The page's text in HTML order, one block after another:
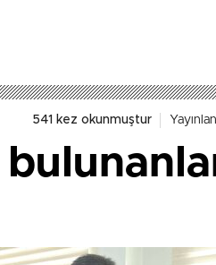
541 kez okunmuştur